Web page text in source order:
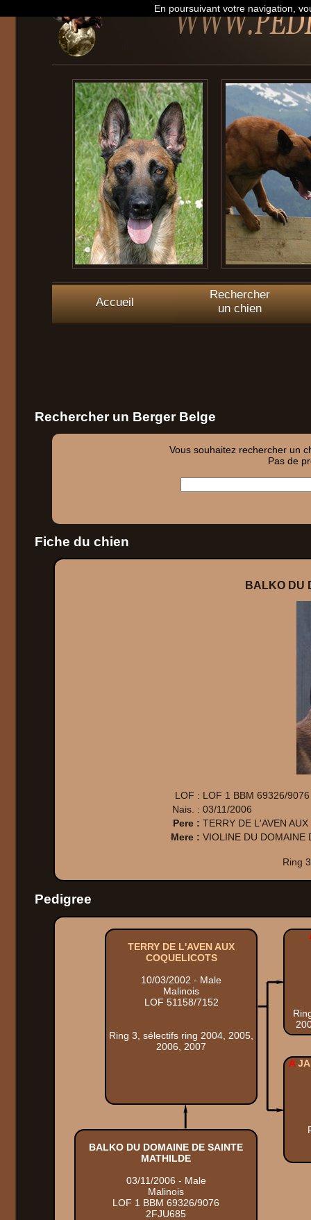
Accueil
Rechercher
un chien
Rechercher un Berger Belge
Vous souhaitez rechercher un
Pas de
Fiche du chien
BALKO DU
LOF : LOF 1 BBM 69326/9076
Nais. : 03/11/2006
Pere : TERRY DE L'AVEN
Mere : VIOLINE DU DOMAINE
Ring
Pedigree
TERRY DE L'AVEN AUX
COQUELICOTS
10/03/2002 - Male
Malinois
LOF 51158/7152
Ring 3, sélectifs ring 2004, 2005,
2006, 2007
BALKO DU DOMAINE DE SAINTE
MATHILDE
03/11/2006 - Male
Malinois
LOF 1 BBM 69326/9076
2FJU685
A
En poursuivant votre navigation,